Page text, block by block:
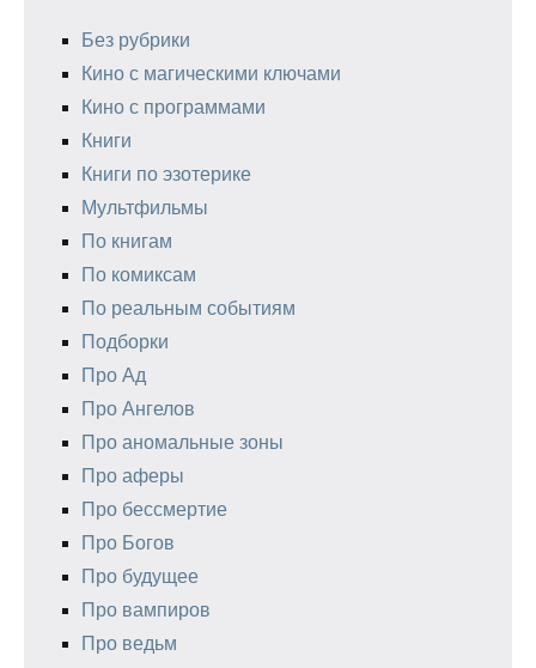
Без рубрики
Кино с магическими ключами
Кино с программами
Книги
Книги по эзотерике
Мультфильмы
По книгам
По комиксам
По реальным событиям
Подборки
Про Ад
Про Ангелов
Про аномальные зоны
Про аферы
Про бессмертие
Про Богов
Про будущее
Про вампиров
Про ведьм